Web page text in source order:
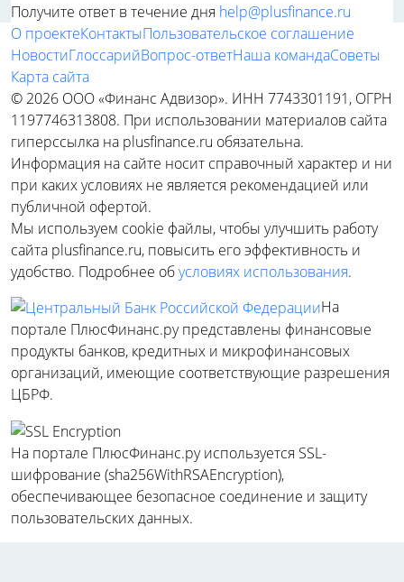
Получите ответ в течение дня help@plusfinance.ru
О проектеКонтактыПользовательское соглашение
НовостиГлоссарийВопрос-ответНаша командаСоветы
Карта сайта
© 2026 ООО «Финанс Адвизор». ИНН 7743301191, ОГРН
1197746313808. При использовании материалов сайта
гиперссылка на plusfinance.ru обязательна.
Информация на сайте носит справочный характер и ни
при каких условиях не является рекомендацией или
публичной офертой.
Мы используем cookie файлы, чтобы улучшить работу
сайта plusfinance.ru, повысить его эффективность и
удобство. Подробнее обусловиях использования.
На
портале ПлюсФинанс.ру представлены финансовые
продукты банков, кредитных и микрофинансовых
организаций, имеющие соответствующие разрешения
ЦБРФ.
На портале ПлюсФинанс.ру используется SSL-
шифрование (sha256WithRSAEncryption),
обеспечивающее безопасное соединение и защиту
пользовательских данных.